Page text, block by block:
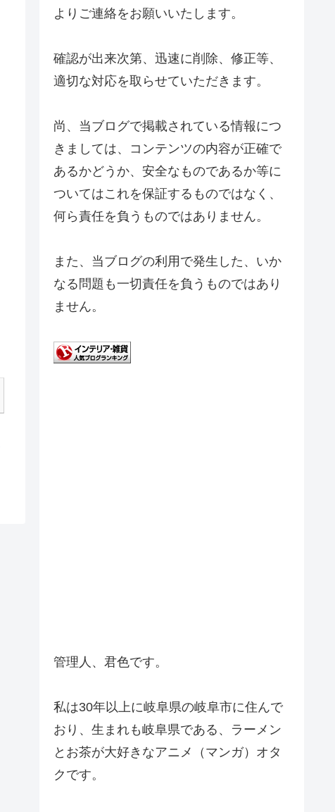
よりご連絡をお願いいたします。
確認が出来次第、迅速に削除、修正等、
適切な対応を取らせていただきます。
尚、当ブログで掲載されている情報につ
きましては、コンテンツの内容が正確で
あるかどうか、安全なものであるか等に
ついてはこれを保証するものではなく、
何ら責任を負うものではありません。
また、当ブログの利用で発生した、いか
なる問題も一切責任を負うものではあり
ません。
管理人、君色です。
私は30年以上に岐阜県の岐阜市に住んで
おり、生まれも岐阜県である、ラーメン
とお茶が大好きなアニメ（マンガ）オタ
クです。